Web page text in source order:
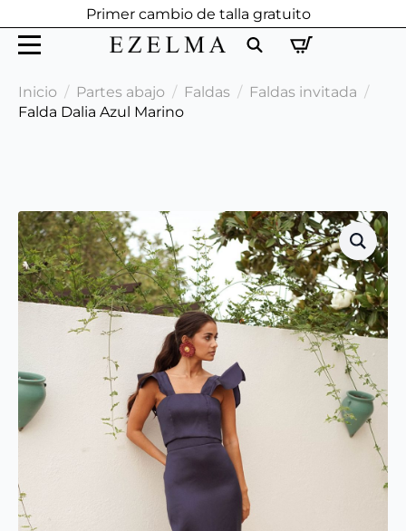
Primer cambio de talla gratuito
for:
Inicio Partes abajo Faldas
Faldas invitada
Falda Dalia Azul Marino